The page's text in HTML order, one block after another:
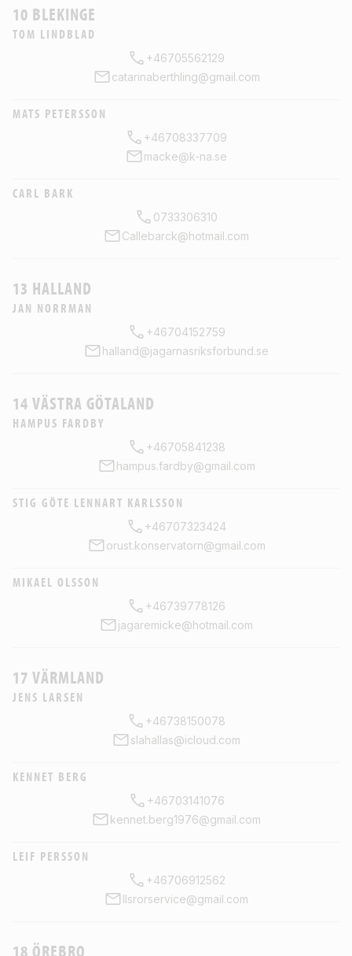
10 BLEKINGE
TOM LINDBLAD
+46705562129
catarinaberthling@gmail.com
MATS PETERSSON
+46708337709
macke@k-na.se
CARL BARK
0733306310
Callebarck@hotmail.com
13 HALLAND
JAN NORRMAN
+46704152759
halland@jagarnasriksforbund.se
14 VÄSTRA GÖTALAND
HAMPUS FARDBY
+46705841238
hampus.fardby@gmail.com
STIG GÖTE LENNART KARLSSON
+46707323424
orust.konservatorn@gmail.com
MIKAEL OLSSON
+46739778126
jagaremicke@hotmail.com
17 VÄRMLAND
JENS LARSEN
+46738150078
slahallas@icloud.com
KENNET BERG
+46703141076
kennet.berg1976@gmail.com
LEIF PERSSON
+46706912562
llsrorservice@gmail.com
18 ÖREBRO